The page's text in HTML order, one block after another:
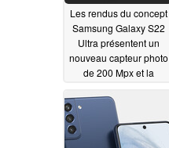
Les rendus du concept
Samsung Galaxy S22
Ultra présentent un
nouveau capteur photo
de 200 Mpx et la
04/12/2021